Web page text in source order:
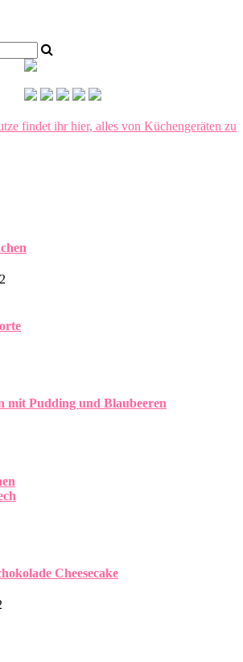
findet ihr hier, alles von Küchengeräten zu
mit Pudding und Blaubeeren
Cheesecake